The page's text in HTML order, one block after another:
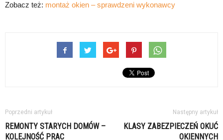
Zobacz też: montaż okien – sprawdzeni wykonawcy
Poprzedni artykuł
REMONTY STARYCH DOMÓW –
KOLEJNOŚĆ PRAC
Następny artykuł
KLASY ZABEZPIECZEŃ OKUĆ
OKIENNYCH